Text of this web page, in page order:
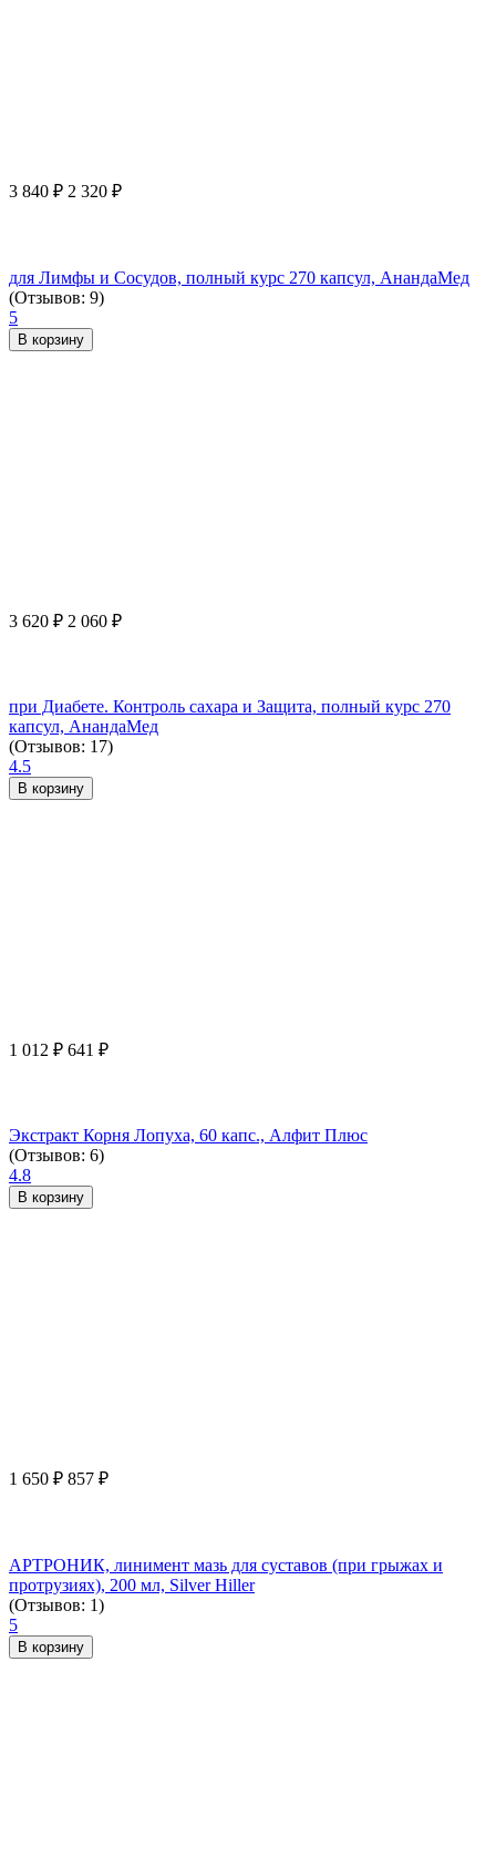
3 840 ₽ 2 320 ₽
для Лимфы и Сосудов, полный курс 270 капсул, АнандаМед
(Отзывов: 9)
5
В корзину
3 620 ₽ 2 060 ₽
при Диабете. Контроль сахара и Защита, полный курс 270
капсул, АнандаМед
(Отзывов: 17)
4.5
В корзину
1 012 ₽ 641 ₽
Экстракт Корня Лопуха, 60 капс., Алфит Плюс
(Отзывов: 6)
4.8
В корзину
1 650 ₽ 857 ₽
АРТРОНИК, линимент мазь для суставов (при грыжах и
протрузиях), 200 мл, Silver Hiller
(Отзывов: 1)
5
В корзину